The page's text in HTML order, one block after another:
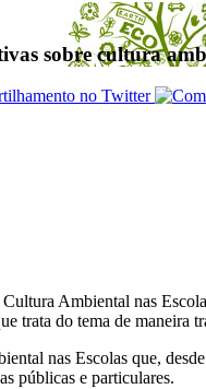
sobre cultura
Ambiental nas
trata do tema de maneira
nas Escolas que,
públicas e particulares.